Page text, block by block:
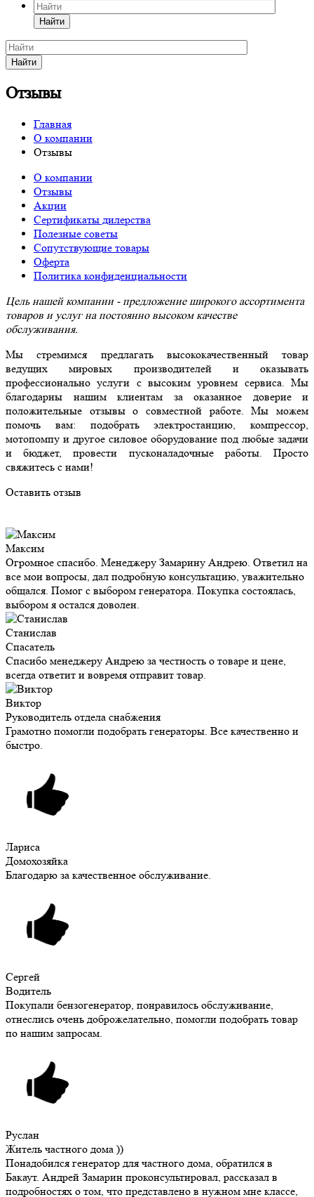
Найти
Найти
Отзывы
Главная
О компании
Отзывы
О компании
Отзывы
Акции
Сертификаты дилерства
Полезные советы
Сопутствующие товары
Оферта
Политика конфиденциальности
Цель нашей компании - предложение широкого ассортимента
товаров и услуг на постоянно высоком качестве
обслуживания.
Мы стремимся предлагать высококачественный товар
ведущих мировых производителей и оказывать
профессионально услуги с высоким уровнем сервиса. Мы
благодарны нашим клиентам за оказанное доверие и
положительные отзывы о совместной работе. Мы можем
помочь вам: подобрать электростанцию, компрессор,
мотопомпу и другое силовое оборудование под любые задачи
и бюджет, провести пусконаладочные работы. Просто
свяжитесь с нами!
Оставить отзыв
Максим
Огромное спасибо. Менеджеру Замарину Андрею. Ответил на
все мои вопросы, дал подробную консультацию, уважительно
общался. Помог с выбором генератора. Покупка состоялась,
выбором я остался доволен.
Станислав
Спасатель
Спасибо менеджеру Андрею за честность о товаре и цене,
всегда ответит и вовремя отправит товар.
Виктор
Руководитель отдела снабжения
Грамотно помогли подобрать генераторы. Все качественно и
быстро.
Лариса
Домохозяйка
Благодарю за качественное обслуживание.
Сергей
Водитель
Покупали бензогенератор, понравилось обслуживание,
отнеслись очень доброжелательно, помогли подобрать товар
по нашим запросам.
Руслан
Житель частного дома ))
Понадобился генератор для частного дома, обратился в
Бакаут. Андрей Замарин проконсультировал, рассказал в
подробностях о том, что представлено в нужном мне классе,